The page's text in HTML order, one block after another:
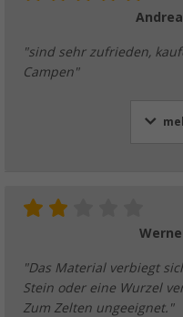
"sind sehr zufrieden,
Campen"
"Das Material verbiegt
Stein oder eine Wurzel
Zum Zelten ungeeignet."